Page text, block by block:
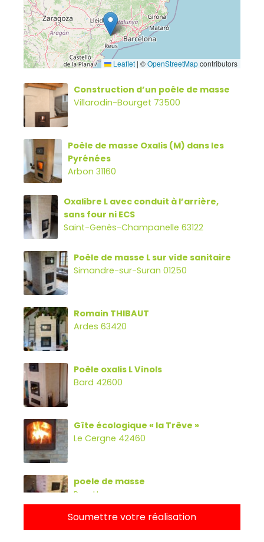
Leaflet | ©OpenStreetMapcontributors
Construction d’un poêle de masse
Villarodin-Bourget 73500
Poêle de masse Oxalis (M) dans les
Pyrénées
Arbon 31160
Oxalibre L avec conduit à l’arrière,
sans four ni ECS
Saint-Genès-Champanelle 63122
Poêle de masse L sur vide sanitaire
Simandre-sur-Suran 01250
Romain THIBAUT
Ardes 63420
Poêle oxalis L Vinols
Bard 42600
Gîte écologique « la Trêve »
Le Cergne 42460
poele de masse
Parette
Soumettre votre réalisation